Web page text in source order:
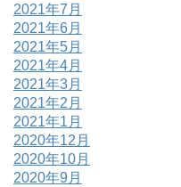
2021年7月
2021年6月
2021年5月
2021年4月
2021年3月
2021年2月
2021年1月
2020年12月
2020年10月
2020年9月